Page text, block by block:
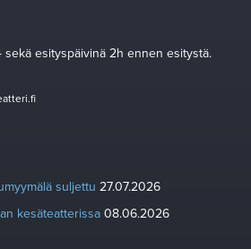
sekä esityspäivinä 2h ennen esitystä.
suljettu 27.07.2026
kesäteatterissa 08.06.2026